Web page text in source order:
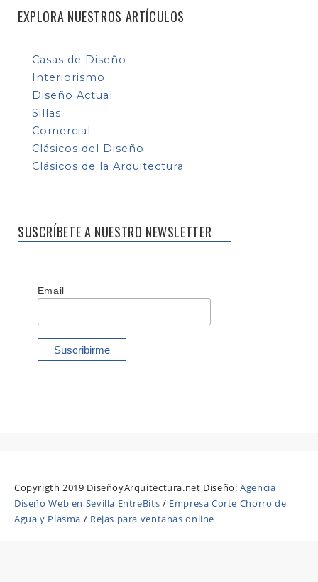
EXPLORA NUESTROS ARTÍCULOS
Casas de Diseño
Interiorismo
Diseño Actual
Sillas
Comercial
Clásicos del Diseño
Clásicos de la Arquitectura
SUSCRÍBETE A NUESTRO NEWSLETTER
Email
Copyrigth 2019 DiseñoyArquitectura.net Diseño:Agencia
Diseño Web en Sevilla EntreBits / Empresa Corte Chorro de
Agua y Plasma / Rejas para ventanas online